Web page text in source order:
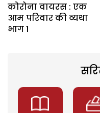
कोरोना वायरस : एक
आम परिवार की व्यथा
भाग 1